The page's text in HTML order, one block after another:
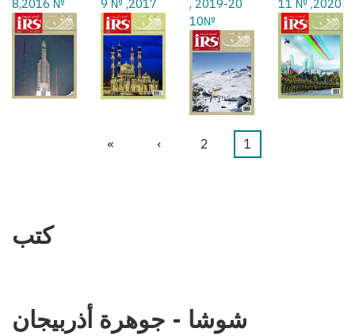
2020, № 11
2019-20 ,
№10
2017, № 9
№ 8,2016
Pagination
Current
1 الصفحة
2
Next›
Last
»
كتب
شوشا - جوهرة أذربيجان